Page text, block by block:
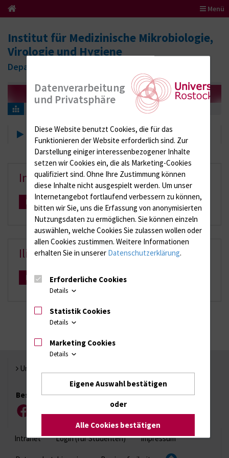
Menü
Institut für Medizinische Mikrobiologie,
Virologie und Hygiene
Department für Medizinische Labordiagnostik
Interne Fortbildung
Interne Fortbildung
Intranet
Mehr Infos
Ilias
Mehr Infos
Universität Rostock
Besuchen Sie uns
FacebookInstagramYouTubeLinkedIn
Xing
Intranet Login (für Studenten) Impressum
Datenverarbeitung
und Privatsphäre
Diese Website benutzt Cookies, die für das
Funktionieren der Website erforderlich sind. Zur
Darstellung einiger interessenbezogener Inhalte
setzen wir Cookies ein, die als Marketing-Cookies
qualifiziert sind. Ohne Ihre Zustimmung können
diese Inhalte nicht ausgespielt werden. Um unser
Internetangebot fortlaufend verbessern zu können,
bitten wir Sie, uns die Erfassung von anonymisierten
Nutzungsdaten zu ermöglichen. Sie können einzeln
auswählen, welche Cookies Sie zulassen wollen oder
allen Cookies zustimmen. Weitere Informationen
erhalten Sie in unserer Datenschutzerklärung.
Erforderliche Cookies
Details
Statistik Cookies
Details
Marketing Cookies
Details
Eigene Auswahl bestätigen
oder
Alle Cookies bestätigen